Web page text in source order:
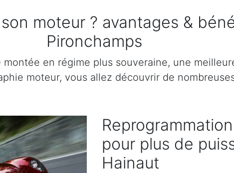
moteur ? avantages &
Pironchamps
en régime plus souveraine, une
moteur, vous allez découvrir de
pour plus de
Hainaut